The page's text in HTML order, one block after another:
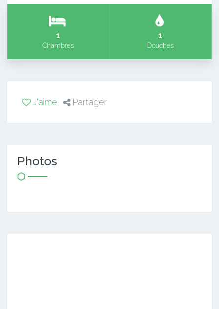
1
Chambres
1
Douches
J'aime Partager
Photos